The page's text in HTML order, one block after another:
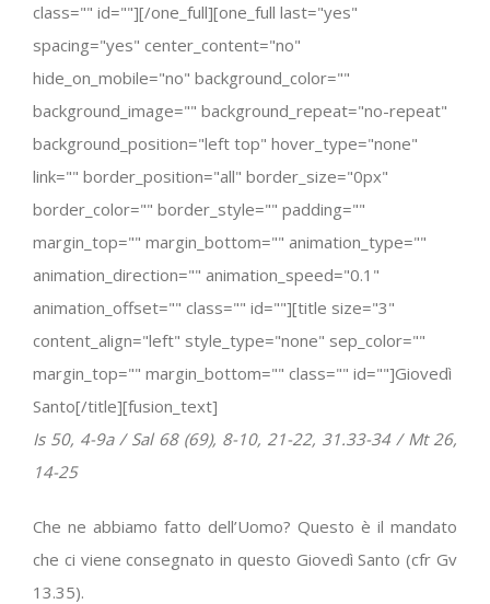
class="" id=""][/one_full][one_full last="yes"
spacing="yes" center_content="no"
hide_on_mobile="no" background_color=""
background_image="" background_repeat="no-repeat"
background_position="left top" hover_type="none"
link="" border_position="all" border_size="0px"
border_color="" border_style="" padding=""
margin_top="" margin_bottom="" animation_type=""
animation_direction="" animation_speed="0.1"
animation_offset="" class="" id=""][title size="3"
content_align="left" style_type="none" sep_color=""
margin_top="" margin_bottom="" class="" id=""]Giovedì
Santo[/title][fusion_text]
Is 50, 4-9a / Sal 68 (69), 8-10, 21-22, 31.33-34 / Mt 26,
14-25
Che ne abbiamo fatto dell’Uomo? Questo è il mandato
che ci viene consegnato in questo Giovedì Santo (cfr Gv
13.35).